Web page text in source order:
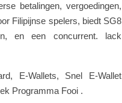
betalingen, vergoedingen,
Filipijnse spelers, biedt SG8
en een concurrent. lack
E-Wallets, Snel E-Wallet
Programma Fooi .